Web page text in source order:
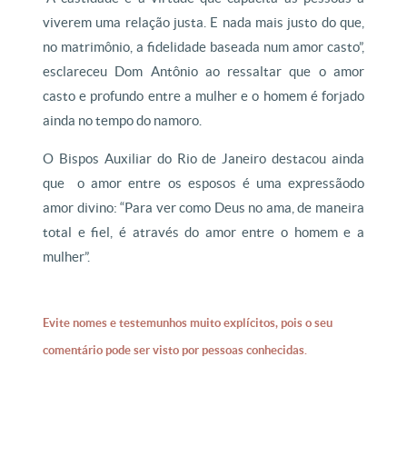
viverem uma relação justa. E nada mais justo do que,
no matrimônio, a fidelidade baseada num amor casto”,
esclareceu Dom Antônio ao ressaltar que o amor
casto e profundo entre a mulher e o homem é forjado
ainda no tempo do namoro.
O Bispos Auxiliar do Rio de Janeiro destacou ainda
que o amor entre os esposos é uma expressãodo
amor divino: “Para ver como Deus no ama, de maneira
total e fiel, é através do amor entre o homem e a
mulher”.
Evite nomes e testemunhos muito explícitos, pois o seu
comentário pode ser visto por pessoas conhecidas.